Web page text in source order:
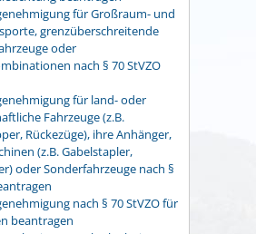
für Großraum- und
grenzüberschreitende
oder
nach § 70 StVZO
für land- oder
Fahrzeuge (z.B.
Rückezüge), ihre Anhänger,
(z.B. Gabelstapler,
oder Sonderfahrzeuge nach §
nach § 70 StVZO für
beantragen